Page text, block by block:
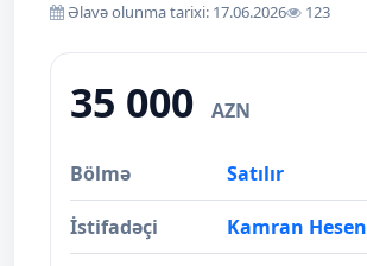
Əlavə olunma tarixi: 17.06.2026 123
35 000 AZN
Bölmə Satılır
İstifadəçi Kamran